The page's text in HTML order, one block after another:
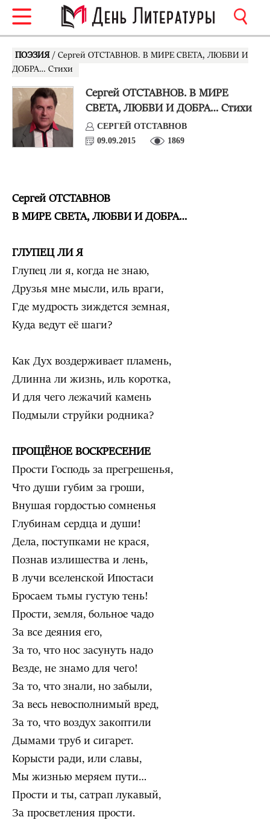
ПОЭЗИЯ / Сергей ОТСТАВНОВ. В МИРЕ СВЕТА, ЛЮБВИ И
ДОБРА… Стихи
Сергей ОТСТАВНОВ. В МИРЕ
СВЕТА, ЛЮБВИ И ДОБРА… Стихи
СЕРГЕЙ ОТСТАВНОВ
09.09.2015
1869
Сергей ОТСТАВНОВ
В МИРЕ СВЕТА, ЛЮБВИ И ДОБРА…
ГЛУПЕЦ ЛИ Я
Глупец ли я, когда не знаю,
Друзья мне мысли, иль враги,
Где мудрость зиждется земная,
Куда ведут её шаги?
Как Дух воздерживает пламень,
Длинна ли жизнь, иль коротка,
И для чего лежачий камень
Подмыли струйки родника?
ПРОЩЁНОЕ ВОСКРЕСЕНИЕ
Прости Господь за прегрешенья,
Что души губим за гроши,
Внушая гордостью сомненья
Глубинам сердца и души!
Дела, поступками не крася,
Познав излишества и лень,
В лучи вселенской Ипостаси
Бросаем тьмы густую тень!
Прости, земля, больное чадо
За все деяния его,
За то, что нос засунуть надо
Везде, не знамо для чего!
За то, что знали, но забыли,
За весь невосполнимый вред,
За то, что воздух закоптили
Дымами труб и сигарет.
Корысти ради, или славы,
Мы жизнью меряем пути…
Прости и ты, сатрап лукавый,
За просветления прости.